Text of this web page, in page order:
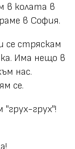
в колата в
в София.
се стряскам
Има нещо в
нас.
се.
грух"!